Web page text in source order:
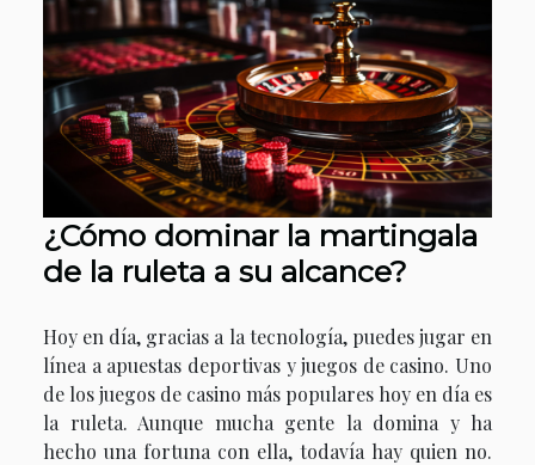
¿Cómo dominar la martingala
de la ruleta a su alcance?
Hoy en día, gracias a la tecnología, puedes jugar en
línea a apuestas deportivas y juegos de casino. Uno
de los juegos de casino más populares hoy en día es
la ruleta. Aunque mucha gente la domina y ha
hecho una fortuna con ella, todavía hay quien no.